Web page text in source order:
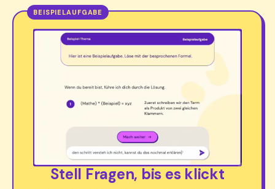
Stell Fragen, bis es klickt